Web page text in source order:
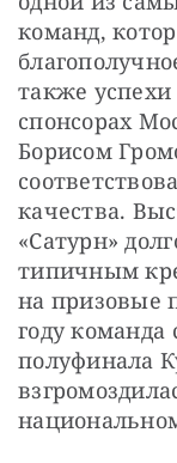
команд,
также
спонсорах
Борисом
качества.
«Сатурн»
типичным
на призовые
году
полуфинала